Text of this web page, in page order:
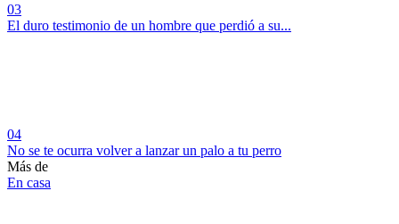
03
El duro testimonio de un hombre que perdió a su...
04
No se te ocurra volver a lanzar un palo a tu perro
Más de
En casa